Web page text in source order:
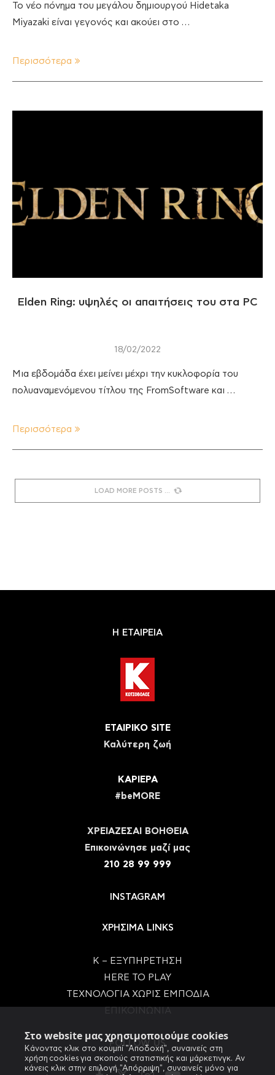
Στο website μας χρησιμοποιούμε cookies
Κάνοντας κλικ στο κουμπί "Αποδοχή", συναινείς στη
χρήση cookies για σκοπούς στατιστικής και μάρκετινγκ. Αν
κάνεις κλικ στην επιλογή "Απόρριψη", συναινείς μόνο για
Το νέο πόνημα του μεγάλου δημιουργού Hidetaka
Miyazaki είναι γεγονός και ακούει στο …
Περισσότερα
Elden Ring: υψηλές οι απαιτήσεις του στα PC
18/02/2022
Μια εβδομάδα έχει μείνει μέχρι την κυκλοφορία του
πολυαναμενόμενου τίτλου της FromSoftware και …
Περισσότερα
LOAD MORE POSTS
Η ΕΤΑΙΡΕΙΑ
ΕΤΑΙΡΙΚΟ SITE
Καλύτερη ζωή
ΚΑΡΙΕΡΑ
#beMORE
ΧΡΕΙΑΖΕΣΑΙ ΒΟΗΘΕΙΑ
Eπικοινώνησε μαζί μας
210 28 99 999
INSTAGRAM
ΧΡΗΣΙΜΑ LINKS
Κ – ΕΞΥΠΗΡΕΤΗΣΗ
HERE TO PLAY
ΤΕΧΝΟΛΟΓΙΑ ΧΩΡΙΣ ΕΜΠΟΔΙΑ
FOLLOW US